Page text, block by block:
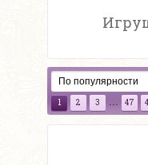
1 2 3 ... 47